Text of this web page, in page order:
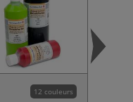
12 couleurs